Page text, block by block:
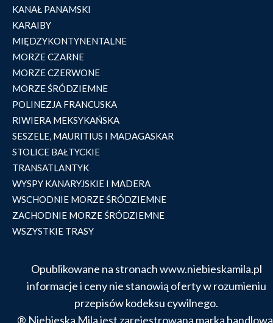
KANAŁ PANAMSKI
KARAIBY
MIĘDZYKONTYNENTALNE
MORZE CZARNE
MORZE CZERWONE
MORZE ŚRÓDZIEMNE
POLINEZJA FRANCUSKA
RIWIERA MEKSYKAŃSKA
SESZELE, MAURITIUS I MADAGASKAR
STOLICE BAŁTYCKIE
TRANSATLANTYK
WYSPY KANARYJSKIE I MADERA
WSCHODNIE MORZE ŚRÓDZIEMNE
ZACHODNIE MORZE ŚRÓDZIEMNE
WSZYSTKIE TRASY
Opublikowane na stronach www.niebieskamila.pl
informacje i ceny nie stanowią oferty w rozumieniu
przepisów kodeksu cywilnego.
® Niebieska Mila jest zarejestrowaną marką